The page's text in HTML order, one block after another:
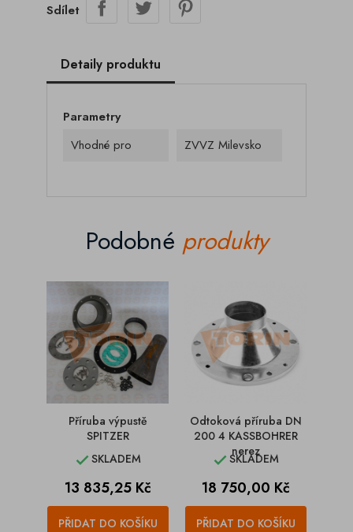
Sdílet
Detaily produktu
Parametry
Vhodné pro
ZVVZ Milevsko
Podobné produkty
Příruba výpustě
SPITZER
SKLADEM
Cena
13 835,25 Kč
PŘIDAT DO KOŠÍKU
Odtoková příruba DN
200 4 KASSBOHRER
nerez
SKLADEM
Cena
18 750,00 Kč
PŘIDAT DO KOŠÍKU